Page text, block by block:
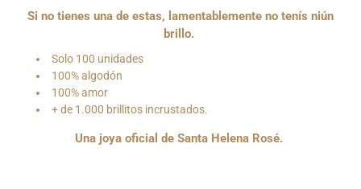
Si no tienes una de estas, lamentablemente no tenís niún
brillo.
Solo 100 unidades
100% algodón
100% amor
+ de 1.000 brillitos incrustados.
Una joya oficial de Santa Helena Rosé.